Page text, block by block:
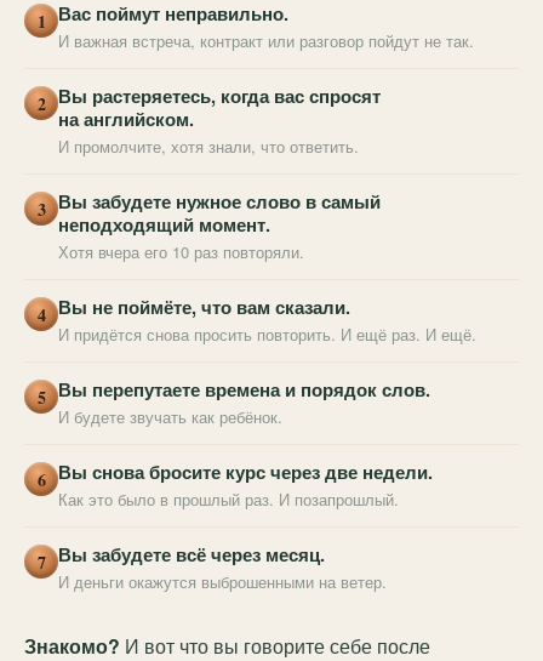
1 Вас поймут неправильно.
И важная встреча, контракт или разговор пойдут не так.
2 Вы растеряетесь, когда вас спросят
на английском.
И промолчите, хотя знали, что ответить.
3 Вы забудете нужное слово в самый
неподходящий момент.
Хотя вчера его 10 раз повторяли.
4 Вы не поймёте, что вам сказали.
И придётся снова просить повторить. И ещё раз. И ещё.
5 Вы перепутаете времена и порядок слов.
И будете звучать как ребёнок.
6 Вы снова бросите курс через две недели.
Как это было в прошлый раз. И позапрошлый.
7 Вы забудете всё через месяц.
И деньги окажутся выброшенными на ветер.
Знакомо? И вот что вы говорите себе после